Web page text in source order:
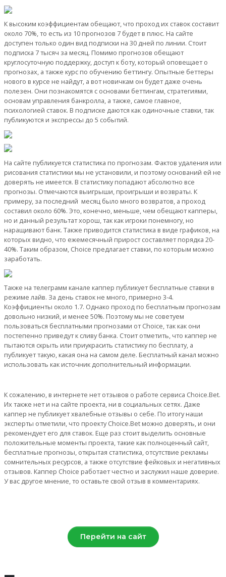
К высоким коэффициентам обещают, что проход их ставок составит
около 70%, то есть из 10 прогнозов 7 будет в плюс. На сайте
доступен только один вид подписки на 30 дней по линии. Стоит
подписка 7 тысяч за месяц. Помимо прогнозов обещают
круглосуточную поддержку, доступ к боту, который оповещает о
прогнозах, а также курс по обучению беттингу. Опытные беттеры
нового в курсе не найдут, а вот новичкам он будет даже очень
полезен. Они познакомятся с основами беттингам, стратегиями,
основам управления банкролла, а также, самое главное,
психологией ставок. В подписке даются как одиночные ставки, так
публикуются и экспрессы до 5 событий.
На сайте публикуется статистика по прогнозам. Фактов удаления или
рисования статистики мы не установили, и поэтому оснований ей не
доверять не имеется. В статистику попадают абсолютно все
прогнозы. Отмечаются выигрыши, проигрыши и возвраты. К
примеру, за последний месяц было много возвратов, а проход
составил около 60%. Это, конечно, меньше, чем обещают капперы,
но и данный результат хорош, так как игроки понемногу, но
наращивают банк. Также приводится статистика в виде графиков, на
которых видно, что ежемесячный прирост составляет порядка 20-
40%. Таким образом, Choice предлагает ставки, по которым можно
заработать.
Также на телеграмм канале каппер публикует бесплатные ставки в
режиме лайв. За день ставок не много, примерно 3-4.
Коэффициенты около 1.7. Однако проход по бесплатным прогнозам
довольно низкий, и менее 50%. Поэтому мы не советуем
пользоваться бесплатными прогнозами от Choice, так как они
постепенно приведут к сливу банка. Стоит отметить, что каппер не
пытаются скрыть или приукрасить статистику по бесплату, а
публикует такую, какая она на самом деле. Бесплатный канал можно
использовать как источник дополнительный информации.
К сожалению, в интернете нет отзывов о работе сервиса Choice.Bet.
Их также нет и на сайте проекта, ни в социальных сетях. Даже
каппер не публикует хвалебные отзывы о себе. По итогу наши
эксперты отметили, что проекту Choice.Bet можно доверять, и они
рекомендует его для ставок. Еще раз стоит выделить основные
положительные моменты проекта, такие как полноценный сайт,
бесплатные прогнозы, открытая статистика, отсутствие рекламы
сомнительных ресурсов, а также отсутствие фейковых и негативных
отзывов. Каппер Choice работает честно и заслужил наше доверие.
У вас другое мнение, то оставьте свой отзыв в комментариях.
Перейти на сайт